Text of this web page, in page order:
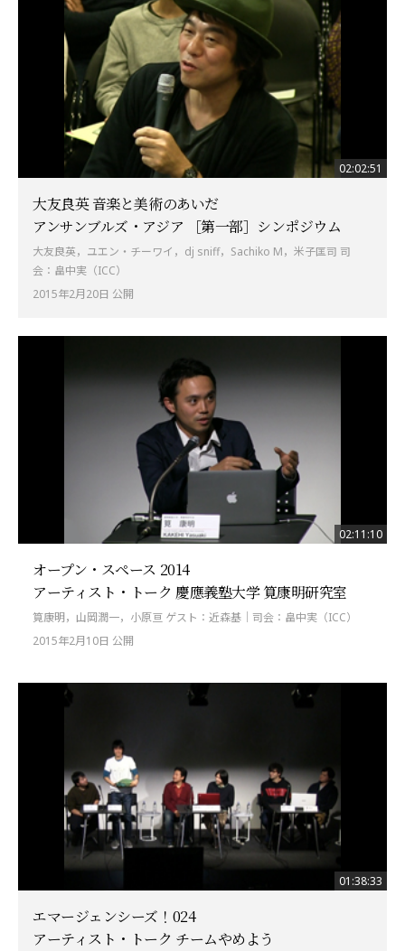
02:02:51
大友良英 音楽と美術のあいだ
アンサンブルズ・アジア ［第一部］シンポジウム
大友良英，ユエン・チーワイ，dj sniff，Sachiko M，米子匡司 司
会：畠中実（ICC）
2015年2月20日 公開
02:11:10
オープン・スペース 2014
アーティスト・トーク 慶應義塾大学 筧康明研究室
筧康明，山岡潤一，小原亘 ゲスト：近森基｜司会：畠中実（ICC）
2015年2月10日 公開
01:38:33
エマージェンシーズ！024
アーティスト・トーク チームやめよう